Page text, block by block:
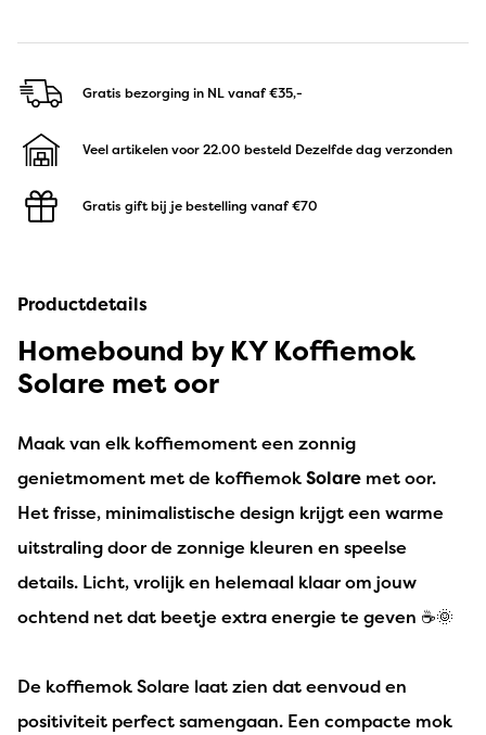
Gratis bezorging in NLvanaf €35,-
Veel artikelen voor 22.00 besteld Dezelfde dag verzonden
Gratis gift bij je bestelling vanaf €70
Productdetails
Homebound by KY Koffiemok
Solare met oor
Maak van elk koffiemoment een zonnig
genietmoment met de koffiemokSolare met oor.
Het frisse, minimalistische design krijgt een warme
uitstraling door de zonnige kleuren en speelse
details. Licht, vrolijk en helemaal klaar om jouw
ochtend net dat beetje extra energie te geven ☕🌞
De koffiemok Solare laat zien dat eenvoud en
positiviteit perfect samengaan. Een compacte mok